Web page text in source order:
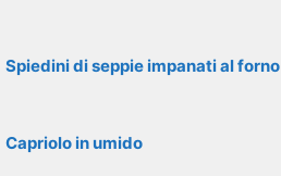
Spiedini di seppie impanati al forno
Capriolo in umido